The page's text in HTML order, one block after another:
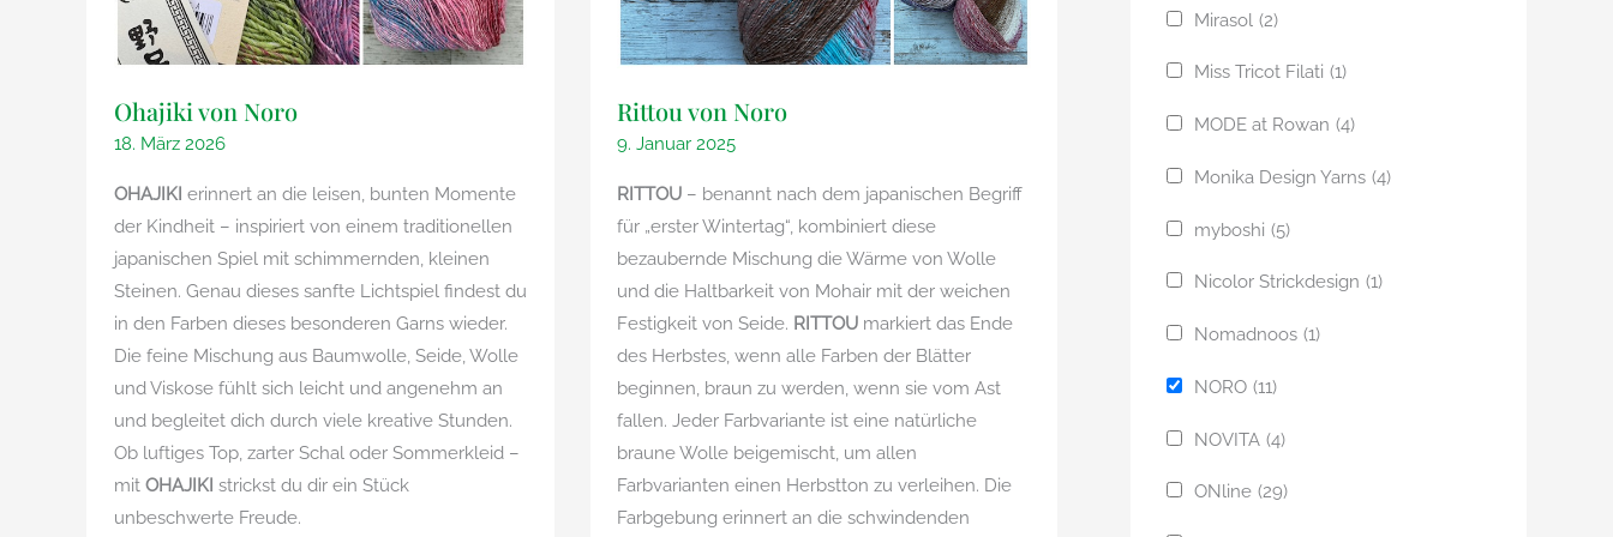
Ohajiki von Noro
18. März 2026
OHAJIKI erinnert an die leisen, bunten Momente
der Kindheit – inspiriert von einem traditionellen
japanischen Spiel mit schimmernden, kleinen
Steinen. Genau dieses sanfte Lichtspiel findest du
in den Farben dieses besonderen Garns wieder.
Die feine Mischung aus Baumwolle, Seide, Wolle
und Viskose fühlt sich leicht und angenehm an
und begleitet dich durch viele kreative Stunden.
Ob luftiges Top, zarter Schal oder Sommerkleid –
mit OHAJIKI strickst du dir ein Stück
unbeschwerte Freude.
Rittou von Noro
9. Januar 2025
RITTOU – benannt nach dem japanischen Begriff
für „erster Wintertag“, kombiniert diese
bezaubernde Mischung die Wärme von Wolle
und die Haltbarkeit von Mohair mit der weichen
Festigkeit von Seide. RITTOU markiert das Ende
des Herbstes, wenn alle Farben der Blätter
beginnen, braun zu werden, wenn sie vom Ast
fallen. Jeder Farbvariante ist eine natürliche
braune Wolle beigemischt, um allen
Farbvarianten einen Herbstton zu verleihen. Die
Farbgebung erinnert an die schwindenden
Mirasol (2)
Miss Tricot Filati (1)
MODE at Rowan (4)
Monika Design Yarns (4)
myboshi (5)
Nicolor Strickdesign (1)
Nomadnoos (1)
NORO (11)
NOVITA (4)
ONline (29)